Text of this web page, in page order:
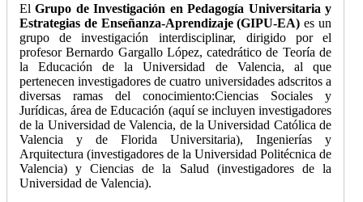
ElGrupo de Investigación en Pedagogía Universitaria y
Estrategias de Enseñanza-Aprendizaje (GIPU-EA) es un
grupo de investigación interdisciplinar, dirigido por el
profesor Bernardo Gargallo López, catedrático de Teoría de
la Educación de la Universidad de Valencia, al que
pertenecen investigadores de cuatro universidades adscritos a
diversas ramas del conocimiento:Ciencias Sociales y
Jurídicas, área de Educación (aquí se incluyen investigadores
de la Universidad de Valencia, de la Universidad Católica de
Valencia y de Florida Universitaria), Ingenierías y
Arquitectura (investigadores de la Universidad Politécnica de
Valencia) y Ciencias de la Salud (investigadores de la
Universidad de Valencia).